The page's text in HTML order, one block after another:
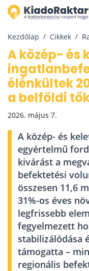
Kezdőlap Cikkek
A közép- és
élénkültek
a belföldi
2026. május 7.
A közép- és
egyértelmű
kivárást a
befektetési
összesen 11,6
31%-os éves
legfrissebb
fegyelmezett
stabilizálódása
támogatta –
regionális